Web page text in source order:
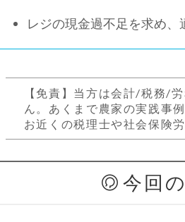
レジの現金過不足を求め、
【免責】 当方は会計/税務/
ん。あくまで農家の実践事
お近くの税理士や社会保険
今回